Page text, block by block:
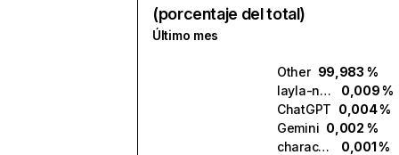
(porcentaje del total)
Último mes
Other 99,983 %
layla-network.ai
0,009 %
ChatGPT 0,004 %
Gemini 0,002 %
character.ai
0,001 %